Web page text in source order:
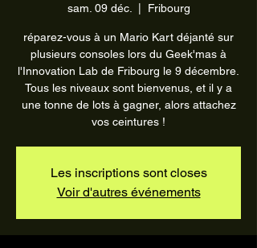
sam. 09 déc. Fribourg
réparez-vous à un Mario Kart déjanté sur
plusieurs consoles lors du Geek'mas à
l'Innovation Lab de Fribourg le 9 décembre.
Tous les niveaux sont bienvenus, et il y a
une tonne de lots à gagner, alors attachez
vos ceintures !
Les inscriptions sont closes
Voir d'autres événements